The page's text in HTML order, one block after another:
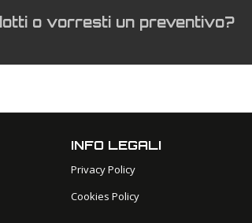
o vorresti un preventivo?
INFO LEGALI
Privacy Policy
Cookies Policy